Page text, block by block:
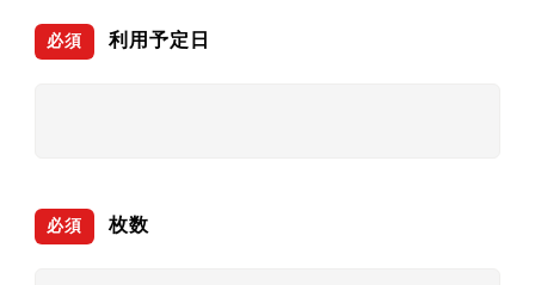
必須 利用予定日
必須 枚数